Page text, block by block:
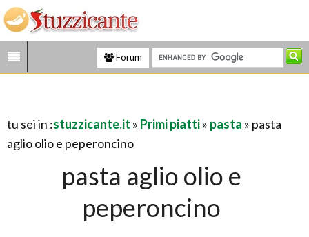
Forum
tu sei in :stuzzicante.it » Primi piatti» pasta » pasta
aglio olio e peperoncino
pasta aglio olio e
peperoncino